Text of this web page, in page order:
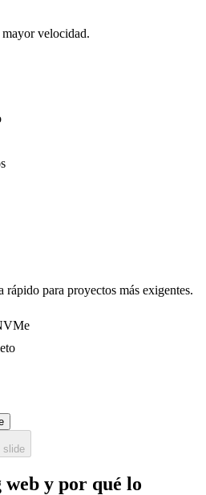
mayor velocidad.
para proyectos más exigentes.
slide
web y por qué lo